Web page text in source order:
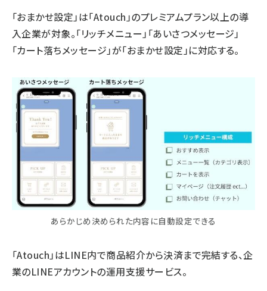
「おまかせ設定」は「Atouch」のプレミアムプラン以上の導
入企業が対象。「リッチメニュー」「あいさつメッセージ」
「カート落ちメッセージ」が「おまかせ設定」に対応する。
あらかじめ決められた内容に自動設定できる
「Atouch」はLINE内で商品紹介から決済まで完結する、企
業のLINEアカウントの運用支援サービス。